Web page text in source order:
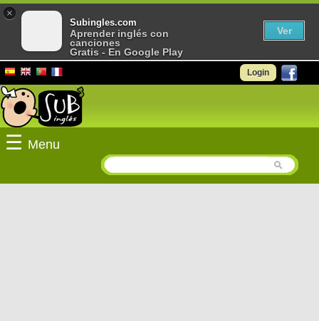
Login
☰ Menu
×
Subingles.com
Aprender inglés con
canciones
Gratis - En Google Play
Ver